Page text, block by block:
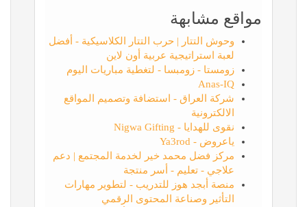
مواقع مشابهة
وحوش التتار | حرب التتار الكلاسيكية - أفضل
لعبة استراتيجية عربية أون لاين
زومستا - زومبسا - لتغطية مباريات اليوم
Anas-IQ
شركة العراق - استضافة وتصميم المواقع
الالكترونية
نقوى للهدايا - Nigwa Gifting
ياعروض - Ya3rod
مركز فضل محمد خير لخدمة المجتمع | دعم
علاجي - تعليم - أسر منتجة
منصة أبجد هوز للتدريب - لتطوير مهارات
التأثير وصناعة المحتوى الرقمي